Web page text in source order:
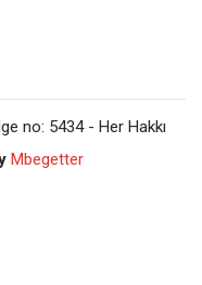
no: 5434 - Her Hakkı
Mbegetter